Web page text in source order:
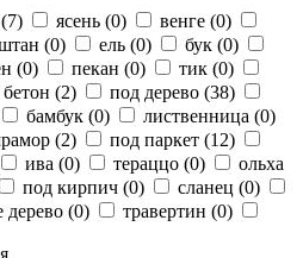
7) ясень (0) венге (0)
(0) ель (0) бук (0)
(0) пекан (0) тик (0)
бетон (2) под дерево (38)
бамбук (0) лиственница (0)
(2) под паркет (12)
ива (0) тераццо (0)
ольха
под кирпич (0) сланец (0)
дерево (0) травертин (0)